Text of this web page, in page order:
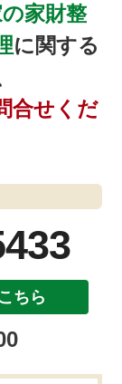
家財整
に関する
合せくだ
ちら